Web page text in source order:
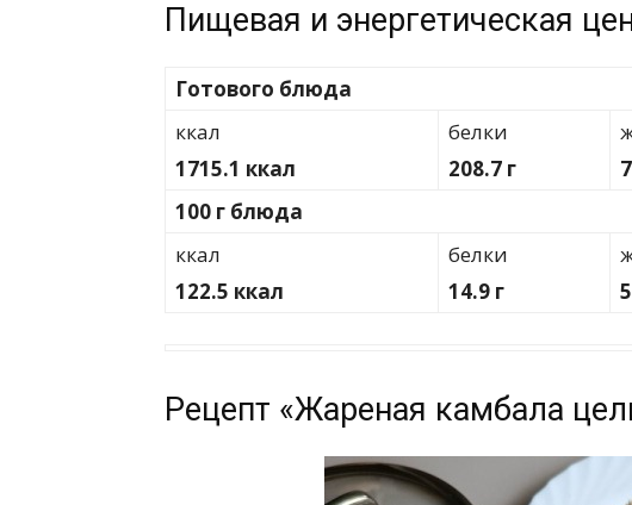
Пищевая и энергетическая
Готового блюда
ккал
1715.1 ккал
белки
208.7 г
100 г блюда
ккал
122.5 ккал
белки
14.9 г
Рецепт «Жареная камбала